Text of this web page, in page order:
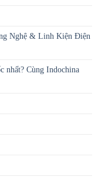
Nghệ & Linh Kiện Điện
nhất? Cùng Indochina